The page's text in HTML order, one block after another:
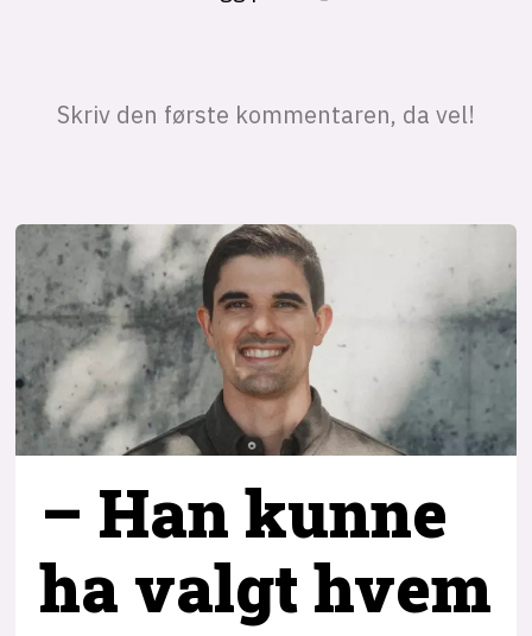
– Han kunne
ha valgt hvem